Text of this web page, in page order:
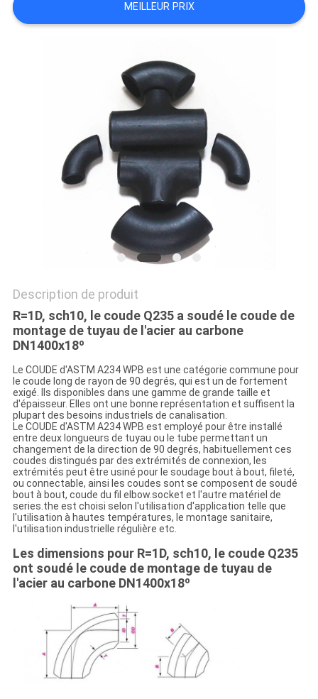
CONTACT
POLITIQUE
DE
CONFIDENTIALITÉ
MEILLEUR PRIX
Description de produit
R=1D, sch10, le coude Q235 a soudé le coude de
montage de tuyau de l'acier au carbone
DN1400x18º
Le COUDE d'ASTM A234 WPB est une catégorie commune pour
le coude long de rayon de 90 degrés, qui est un de fortement
exigé. Ils disponibles dans une gamme de grande taille et
d'épaisseur. Elles ont une bonne représentation et suffisent la
plupart des besoins industriels de canalisation.
Le COUDE d'ASTM A234 WPB est employé pour être installé
entre deux longueurs de tuyau ou le tube permettant un
changement de la direction de 90 degrés, habituellement ces
coudes distingués par des extrémités de connexion, les
extrémités peut être usiné pour le soudage bout à bout, fileté,
ou connectable, ainsi les coudes sont se composent de soudé
bout à bout, coude du fil elbow.socket et l'autre matériel de
series.the est choisi selon l'utilisation d'application telle que
l'utilisation à hautes températures, le montage sanitaire,
l'utilisation industrielle régulière etc.
Les dimensions pour R=1D, sch10, le coude Q235
ont soudé le coude de montage de tuyau de
l'acier au carbone DN1400x18º